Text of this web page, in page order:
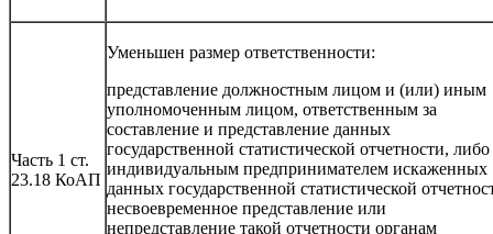
Часть 1 ст.
23.18 КоАП
Уменьшен размер ответственности:
представление должностным лицом и (или) иным
уполномоченным лицом, ответственным за
составление и представление данных
государственной статистической отчетности, либо
индивидуальным предпринимателем искаженных
данных государственной статистической
несвоевременное представление или
непредставление такой отчетности органам